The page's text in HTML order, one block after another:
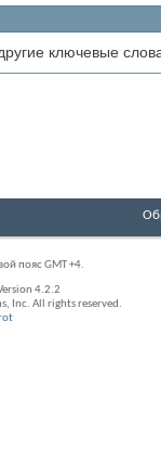
ключевые
пояс GMT +4.
4.2.2
Inc. All rights reserved.